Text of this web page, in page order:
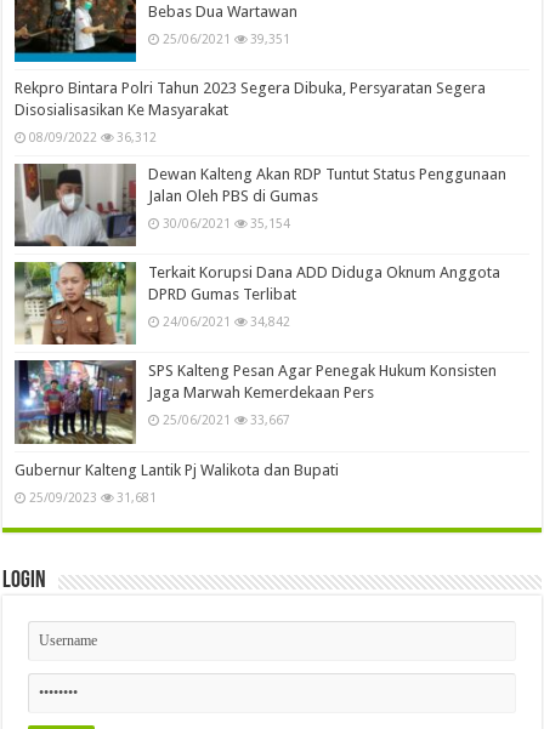
Bebas Dua Wartawan
25/06/2021 39,351
Rekpro Bintara Polri Tahun 2023 Segera Dibuka, Persyaratan Segera
Disosialisasikan Ke Masyarakat
08/09/2022 36,312
Dewan Kalteng Akan RDP Tuntut Status Penggunaan
Jalan Oleh PBS di Gumas
30/06/2021 35,154
Terkait Korupsi Dana ADD Diduga Oknum Anggota
DPRD Gumas Terlibat
24/06/2021 34,842
SPS Kalteng Pesan Agar Penegak Hukum Konsisten
Jaga Marwah Kemerdekaan Pers
25/06/2021 33,667
Gubernur Kalteng Lantik Pj Walikota dan Bupati
25/09/2023 31,681
Login